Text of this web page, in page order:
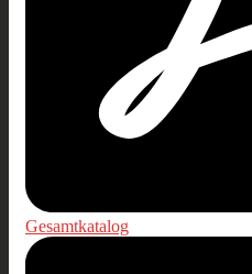
Gesamtkatalog